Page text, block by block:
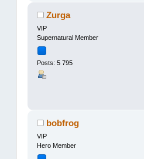
Zurga
VIP
Supernatural Member
Posts: 5 795
bobfrog
VIP
Hero Member